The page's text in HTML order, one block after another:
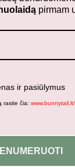
pirmam
ir pasiūlymus
rasite čia: